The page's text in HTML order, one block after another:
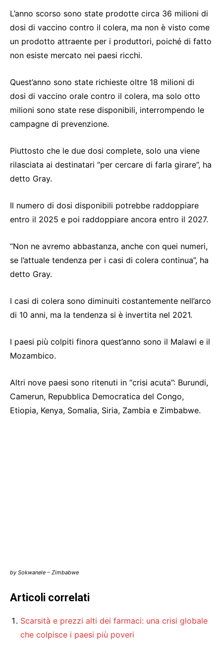
L’anno scorso sono state prodotte circa 36 milioni di
dosi di vaccino contro il colera, ma non è visto come
un prodotto attraente per i produttori, poiché di fatto
non esiste mercato nei paesi ricchi.
Quest’anno sono state richieste oltre 18 milioni di
dosi di vaccino orale contro il colera, ma solo otto
milioni sono state rese disponibili, interrompendo le
campagne di prevenzione.
Piuttosto che le due dosi complete, solo una viene
rilasciata ai destinatari “per cercare di farla girare”, ha
detto Gray.
Il numero di dosi disponibili potrebbe raddoppiare
entro il 2025 e poi raddoppiare ancora entro il 2027.
“Non ne avremo abbastanza, anche con quei numeri,
se l’attuale tendenza per i casi di colera continua”, ha
detto Gray.
I casi di colera sono diminuiti costantemente nell’arco
di 10 anni, ma la tendenza si è invertita nel 2021.
I paesi più colpiti finora quest’anno sono il Malawi e il
Mozambico.
Altri nove paesi sono ritenuti in “crisi acuta”: Burundi,
Camerun, Repubblica Democratica del Congo,
Etiopia, Kenya, Somalia, Siria, Zambia e Zimbabwe.
by Sokwanele – Zimbabwe
Articoli correlati
Scarsità e prezzi alti dei farmaci: una crisi globale
che colpisce i paesi più poveri